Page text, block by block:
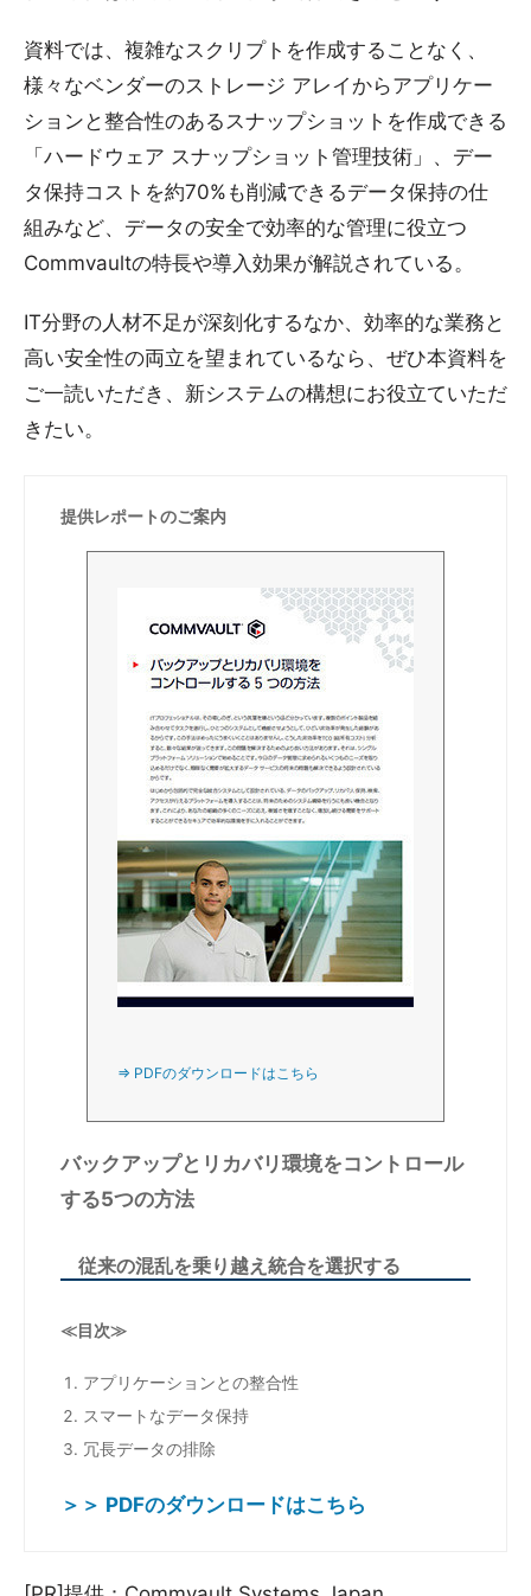
資料では、複雑なスクリプトを作成することなく、
様々なベンダーのストレージ アレイからアプリケー
ションと整合性のあるスナップショットを作成できる
「ハードウェア スナップショット管理技術」、デー
タ保持コストを約70%も削減できるデータ保持の仕
組みなど、データの安全で効率的な管理に役立つ
Commvaultの特長や導入効果が解説されている。
IT分野の人材不足が深刻化するなか、効率的な業務と
高い安全性の両立を望まれているなら、ぜひ本資料を
ご一読いただき、新システムの構想にお役立ていただ
きたい。
提供レポートのご案内
⇒ PDFのダウンロードはこちら
バックアップとリカバリ環境をコントロール
する5つの方法
従来の混乱を乗り越え統合を選択する
≪目次≫
アプリケーションとの整合性
スマートなデータ保持
冗長データの排除
＞＞ PDFのダウンロードはこちら